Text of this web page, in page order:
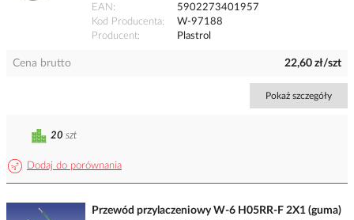
EAN
5902273401957
Kod Producenta
W-97188
Producent
Plastrol
Cena brutto 22,60 zł/szt
Pokaż szczegóły
Dodaj do porównania
20 szt
Przewód przylaczeniowy W-6 H05RR-F 2X1 (guma)